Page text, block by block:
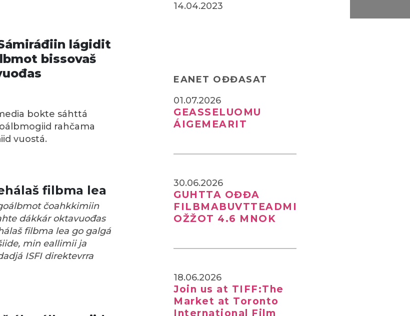
14.04.2023
lágidit
bissovaš
bokte sáhttá
rahčama
vuostá.
filbma lea
čoahkkimiin
dákkár oktavuođas
filbma lea go galgá
min eallimii ja
ISFI direktevrra
EANET OĐĐASAT
01.07.2026
GEASSELUOMU
ÁIGEMEARIT
30.06.2026
GUHTTA OĐĐA
FILBMABUVTTEADMI
OŽŽOT 4.6 MNOK
18.06.2026
Join us at TIFF:The
Market at Toronto
International Film